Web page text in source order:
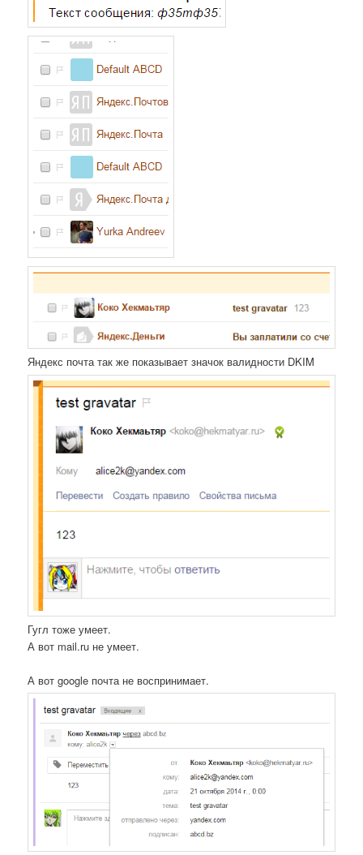
Яндекс почта так же показывает значок валидности DKIM
Гугл тоже умеет.
А вот mail.ru не умеет.
А вот google почта не воспринимает.